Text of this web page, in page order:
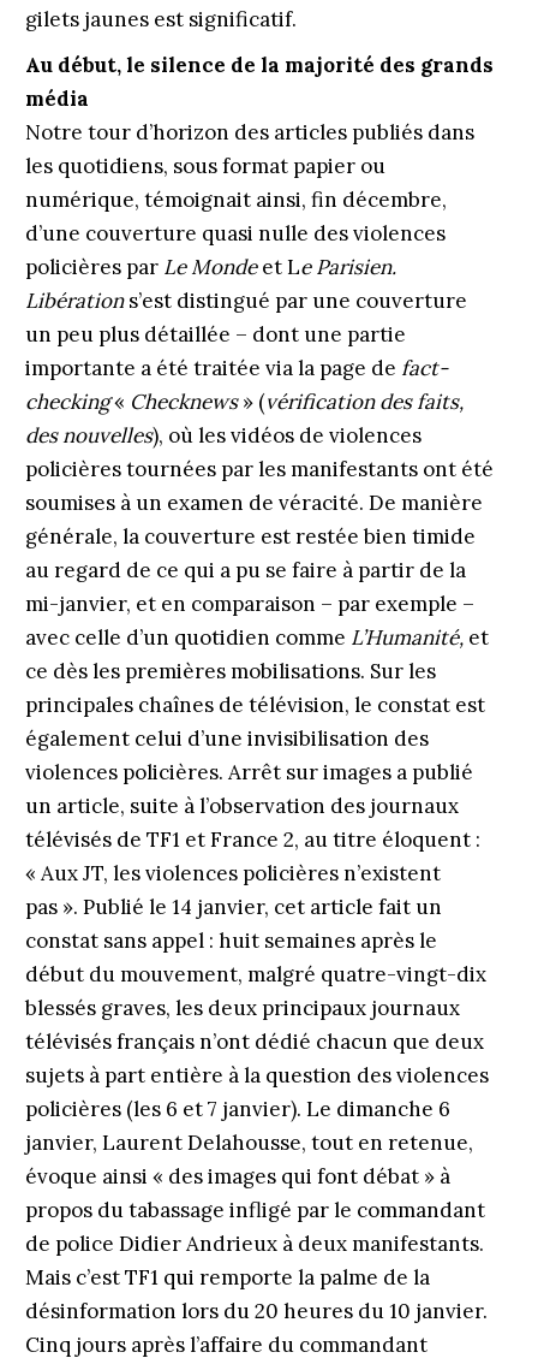
gilets jaunes est significatif.
Au début, le silence de la majorité des grands
média
Notre tour d’horizon des articles publiés dans
les quotidiens, sous format papier ou
numérique, témoignait ainsi, fin décembre,
d’une couverture quasi nulle des violences
policières par Le Mondeet Le Parisien.
Libérations’est distingué par une couverture
un peu plus détaillée – dont une partie
importante a été traitée via la page de fact-
checking« Checknews» (vérification des faits,
des nouvelles), où les vidéos de violences
policières tournées par les manifestants ont été
soumises à un examen de véracité. De manière
générale, la couverture est restée bien timide
au regard de ce qui a pu se faire à partir de la
mi-janvier, et en comparaison – par exemple –
avec celle d’un quotidien comme L’Humanité,et
ce dès les premières mobilisations. Sur les
principales chaînes de télévision, le constat est
également celui d’une invisibilisation des
violences policières. Arrêt sur images a publié
un article, suite à l’observation des journaux
télévisés de TF1 et France 2, au titre éloquent :
« Aux JT, les violences policières n’existent
pas ». Publié le 14 janvier, cet article fait un
constat sans appel : huit semaines après le
début du mouvement, malgré quatre-vingt-dix
blessés graves, les deux principaux journaux
télévisés français n’ont dédié chacun que deux
sujets à part entière à la question des violences
policières (les 6 et 7 janvier). Le dimanche 6
janvier, Laurent Delahousse, tout en retenue,
évoque ainsi « des images qui font débat » à
propos du tabassage infligé par le commandant
de police Didier Andrieux à deux manifestants.
Mais c’est TF1 qui remporte la palme de la
désinformation lors du 20 heures du 10 janvier.
Cinq jours après l’affaire du commandant